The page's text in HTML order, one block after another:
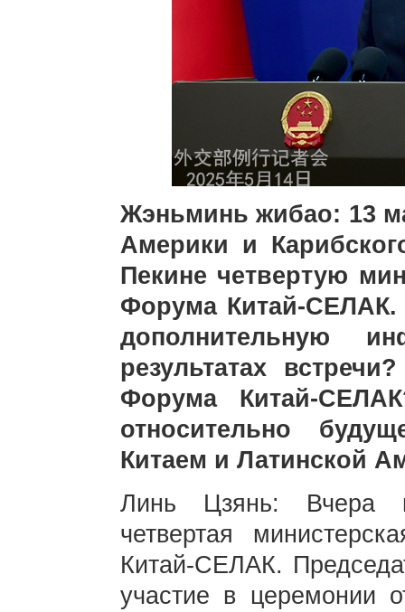
Жэньминь жибао: 13
Америки и
Пекине четвертую
Форума Китай-
дополнительную
результатах
Форума Китай-
относительно
Китаем и Латинской
Линь Цзянь: Вчера
четвертая
Китай-СЕЛАК.
участие в церемонии